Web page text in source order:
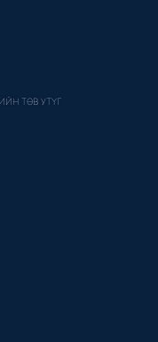
ТӨВ УТҮГ